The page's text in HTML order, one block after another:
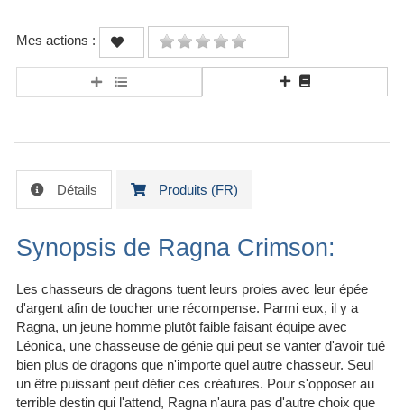
Mes actions :
Détails Produits (FR)
Synopsis de Ragna Crimson:
Les chasseurs de dragons tuent leurs proies avec leur épée
d'argent afin de toucher une récompense. Parmi eux, il y a
Ragna, un jeune homme plutôt faible faisant équipe avec
Léonica, une chasseuse de génie qui peut se vanter d'avoir tué
bien plus de dragons que n'importe quel autre chasseur. Seul
un être puissant peut défier ces créatures. Pour s'opposer au
terrible destin qui l'attend, Ragna n'aura pas d'autre choix que